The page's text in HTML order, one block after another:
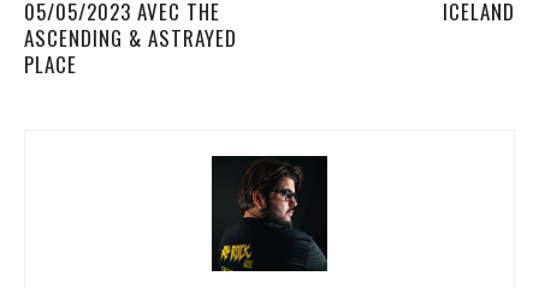
05/05/2023 AVEC THE
ASCENDING & ASTRAYED
PLACE
ICELAND